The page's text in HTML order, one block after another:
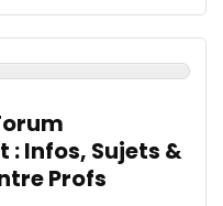
: Infos, Sujets &
Profs